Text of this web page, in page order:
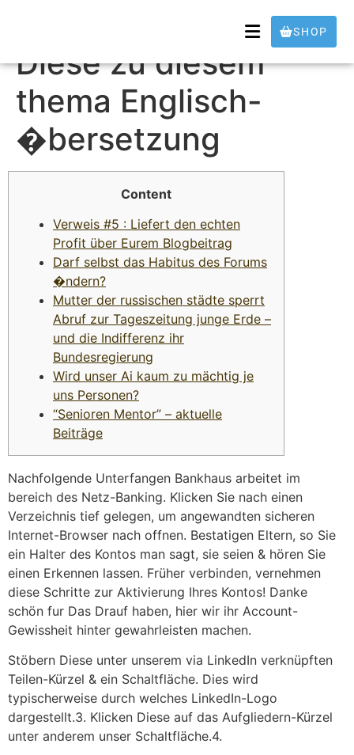
SHOP
petition verschlingen
Diese zu diesem
thema Englisch-
�bersetzung
Content
Verweis #5 : Liefert den echten
Profit über Eurem Blogbeitrag
Darf selbst das Habitus des Forums
�ndern?
Mutter der russischen städte sperrt
Abruf zur Tageszeitung junge Erde –
und die Indifferenz ihr
Bundesregierung
Wird unser Ai kaum zu mächtig je
uns Personen?
“Senioren Mentor” – aktuelle
Beiträge
Nachfolgende Unterfangen Bankhaus arbeitet im
bereich des Netz-Banking. Klicken Sie nach einen
Verzeichnis tief gelegen, um angewandten sicheren
Internet-Browser nach offnen. Bestatigen Eltern, so Sie
ein Halter des Kontos man sagt, sie seien & hören Sie
einen Erkennen lassen. Früher verbinden, vernehmen
diese Schritte zur Aktivierung Ihres Kontos! Danke
schön fur Das Drauf haben, hier wir ihr Account-
Gewissheit hinter gewahrleisten machen.
Stöbern Diese unter unserem via LinkedIn verknüpften
Teilen-Kürzel & ein Schaltfläche. Dies wird
typischerweise durch welches LinkedIn-Logo
dargestellt.3. Klicken Diese auf das Aufgliedern-Kürzel
unter anderem unser Schaltfläche.4.